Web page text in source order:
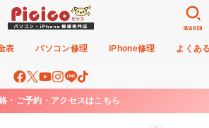
表 パソコン修理 iPhone修理 よくあ
SEARCH
・ご予約・アクセスはこちら